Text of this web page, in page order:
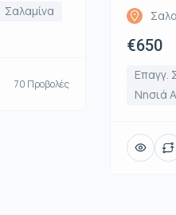
Σαλαμίνα
70 Προβολές
€650
Επαγγ.
Νησιά